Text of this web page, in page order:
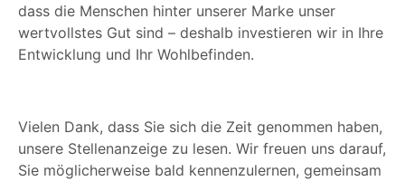
dass die Menschen hinter unserer Marke unser
wertvollstes Gut sind – deshalb investieren wir in Ihre
Entwicklung und Ihr Wohlbefinden.
Vielen Dank, dass Sie sich die Zeit genommen haben,
unsere Stellenanzeige zu lesen. Wir freuen uns darauf,
Sie möglicherweise bald kennenzulernen, gemeinsam